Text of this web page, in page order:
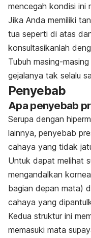
mencegah kondisi ini
Jika Anda memiliki
tua seperti di atas
konsultasikanlah
Tubuh masing-
gejalanya tak selalu
Penyebab
Apa penyebab
Serupa dengan
lainnya, penyebab
cahaya yang tidak
Untuk dapat melihat
mengandalkan
bagian depan mata)
cahaya yang
Kedua struktur ini
memasuki mata